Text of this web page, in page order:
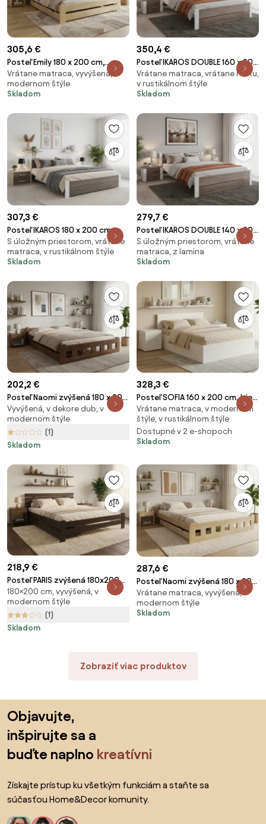
305,6 €
Posteľ Emily 180 x 200 cm,
borovica Rošt: S lamelovým
roštom, Matrac: Matrac DELUXE
10 cm
Vrátane matraca, vyvýšená, v
modernom štýle
Skladom
350,4 €
Posteľ IKAROS DOUBLE 160 x 200
cm, biela/dub hľuzovka Rošt: S
lamelovým roštom, Matrac:
Matrac SOMMERA 18 cm
Vrátane matraca, vrátane roštu,
v rustikálnom štýle
Skladom
307,3 €
Posteľ IKAROS 180 x 200 cm,
biela/dub hľuzovka Rošt: S
latkovým roštom, Matrac:
Matrac DELUXE 10 cm
S úložným priestorom, vrátane
matraca, v rustikálnom štýle
Skladom
279,7 €
Posteľ IKAROS DOUBLE 140 x 200
cm, biela/dub hľuzovka Rošt:
Bez roštu, Matrac: Matrac
SOMMERA 18 cm
S úložným priestorom, vrátane
matraca, z lamina
Skladom
202,2 €
Posteľ Naomi zvýšená 180 x 200
cm, dub Rošt: S lamelovým
roštom, Matrac: Bez matraca
Vyvýšená, v dekore dub, v
modernom štýle
(1)
Skladom
328,3 €
Posteľ SOFIA 160 x 200 cm, biela
Rošt: Bez roštu, Matrac:
Matrac SOMMERA 18 cm
Vrátane matraca, v modernom
štýle, v rustikálnom štýle
Dostupné v 2 e-shopoch
Skladom
218,9 €
Posteľ PARIS zvýšená 180x200
cm, orech Rošt: S lamelovým
roštom, Matrac: Bez matraca
180×200 cm, vyvýšená, v
modernom štýle
(1)
Skladom
287,6 €
Posteľ Naomi zvýšená 180 x 200
cm, borovica Rošt: Bez roštu,
Matrac: Matrac DELUXE 10 cm
Vrátane matraca, vyvýšená, v
modernom štýle
Skladom
Zobraziť viac produktov
Objavujte,
inšpirujte sa a
buďte naplno kreatívni
Získajte prístup ku všetkým funkciám a staňte sa
súčasťou Home&Decor komunity.